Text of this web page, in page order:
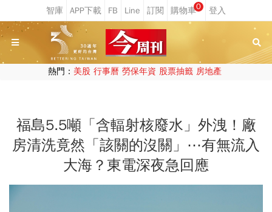
0
熱門： 美股 行事曆 勞保年資 股票抽籤 房地產
福島5.5噸「含輻射核廢水」外洩！廠
房清洗竟然「該關的沒關」⋯有無流入
大海？東電深夜急回應